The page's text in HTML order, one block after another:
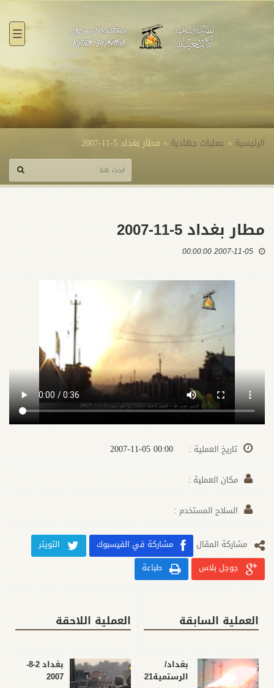
الرئيسية » عمليات جهادية » مطار بغداد 5-11-2007
مطار بغداد 5-11-2007
2007-11-05 00:00:00
تاريخ العملية :
مكان العملية :
السلاح المستخدم :
مشارکة المقال مشاركة في الفيسبوك
التويتر
جوجل بلاس
طباعة
العملية السابقة
بغداد/
الرستمية21-
العملية اللاحقة
بغداد 2-8-
2007